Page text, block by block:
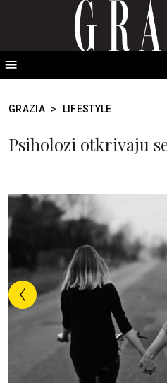
GRAZIA > LIFESTYLE
Psiholozi otkrivaju